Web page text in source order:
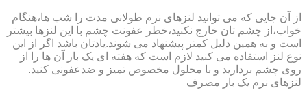
از آن جایی که می توانید لنزهای نرم طولانی مدت را شب ها،هنگام
خواب،از چشم تان خارج نکنید،خطر عفونت چشم با این لنزها بیشتر
است و به همین دلیل کمتر پیشنهاد می شوند.یادتان باشد اگر از این
نوع لنز استفاده می کنید لازم است که هفته ای یک بار آن ها را از
روی چشم بردارید و با محلول مخصوص تمیز و ضدعفونی کنید.
لنزهای نرم یک بار مصرف